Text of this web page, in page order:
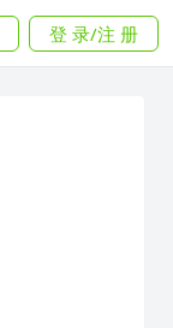
登 录/注 册